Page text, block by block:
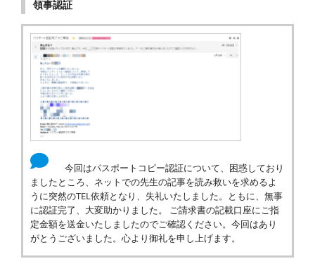
領事認証
今回はパスポートコピー認証について、困惑しており
ましたところ、ネットでの先生の記事を読み救いを求めるよ
うに突然のTEL依頼となり、失礼いたしました。ともに、無事
に認証完了、大変助かりました。 ご請求書の記載口座にご指
定金額を送金いたしましたのでご確認ください。今回はあり
がとうございました。心より御礼を申し上げます。